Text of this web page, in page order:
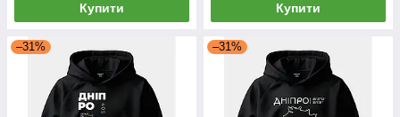
Купити Купити
–31% –31%